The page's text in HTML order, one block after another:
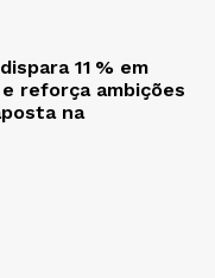
11 % em
reforça ambições
na